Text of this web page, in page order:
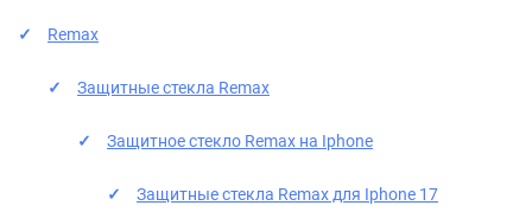
Remax
Защитные стекла Remax
Защитное стекло Remax на Iphone
Защитные стекла Remax для Iphone 17